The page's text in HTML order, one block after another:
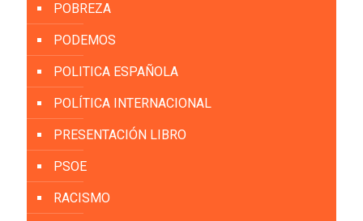
POBREZA
PODEMOS
POLITICA ESPAÑOLA
POLÍTICA INTERNACIONAL
PRESENTACIÓN LIBRO
PSOE
RACISMO